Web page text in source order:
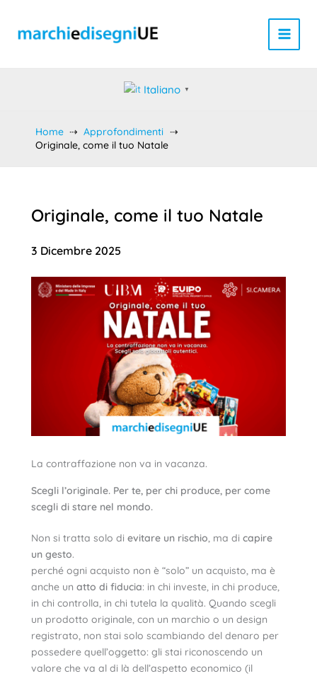
contenuto
Italiano ▼
Home
Approfondimenti
Originale, come il tuo Natale
Originale, come il tuo Natale
3 Dicembre 2025
La contraffazione non va in vacanza.
Scegli l’originale. Per te, per chi produce, per come
scegli di stare nel mondo.
Non si tratta solo di evitare un rischio, ma di capire
un gesto.
perché ogni acquisto non è “solo” un acquisto, ma è
anche un atto di fiducia: in chi investe, in chi produce,
in chi controlla, in chi tutela la qualità. Quando scegli
un prodotto originale, con un marchio o un design
registrato, non stai solo scambiando del denaro per
possedere quell’oggetto: gli stai riconoscendo un
valore che va al di là dell’aspetto economico (il